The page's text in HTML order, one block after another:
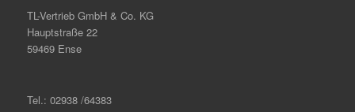
TL-Vertrieb GmbH & Co. KG
Hauptstraße 22
59469 Ense
Tel.: 02938 /64383